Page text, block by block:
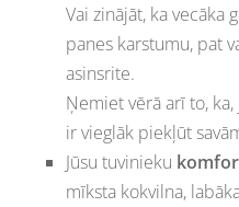
Vai zinājāt, ka vecāka
panes karstumu, pat
asinsrite.
Ņemiet vērā arī to,
ir vieglāk piekļūt
Jūsu tuvinieku
mīksta kokvilna,